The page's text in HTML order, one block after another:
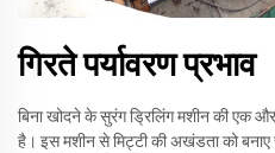
गिरते पर्यावरण प्रभाव
बिना खोदने के सुरंग ड्रिलिंग मशीन की एक
है। इस मशीन से मिट्टी की अखंडता को